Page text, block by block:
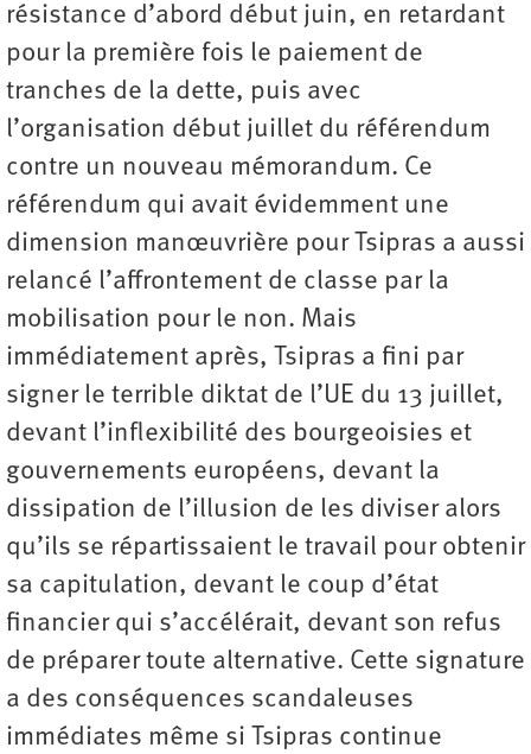
résistance d’abord début juin, en retardant
pour la première fois le paiement de
tranches de la dette, puis avec
l’organisation début juillet du référendum
contre un nouveau mémorandum. Ce
référendum qui avait évidemment une
dimension manœuvrière pour Tsipras a aussi
relancé l’affrontement de classe par la
mobilisation pour le non. Mais
immédiatement après, Tsipras a fini par
signer le terrible diktat de l’UE du 13 juillet,
devant l’inflexibilité des bourgeoisies et
gouvernements européens, devant la
dissipation de l’illusion de les diviser alors
qu’ils se répartissaient le travail pour obtenir
sa capitulation, devant le coup d’état
financier qui s’accélérait, devant son refus
de préparer toute alternative. Cette signature
a des conséquences scandaleuses
immédiates même si Tsipras continue